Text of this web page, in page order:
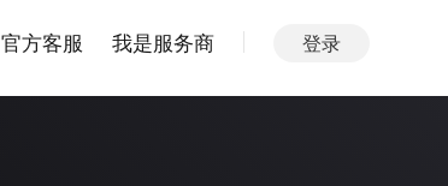
官方客服 我是服务商 登录